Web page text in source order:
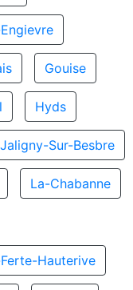
Gouise
Hyds
Jaligny-Sur-Besbre
La-Chabanne
Hauterive